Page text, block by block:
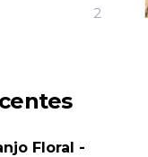
2
Floral -